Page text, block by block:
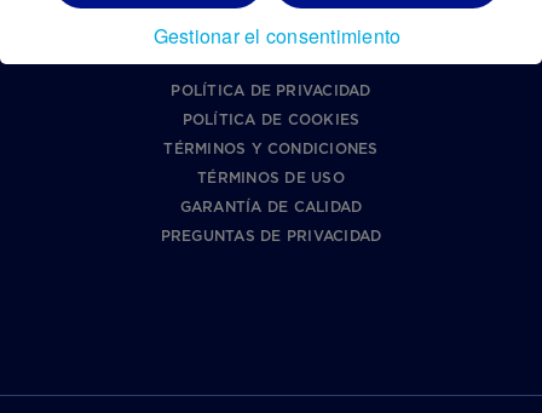
Apoyo
POLÍTICA DE PRIVACIDAD
POLÍTICA DE COOKIES
TÉRMINOS Y CONDICIONES
TÉRMINOS DE USO
GARANTÍA DE CALIDAD
PREGUNTAS DE PRIVACIDAD
Gestionar el consentimiento